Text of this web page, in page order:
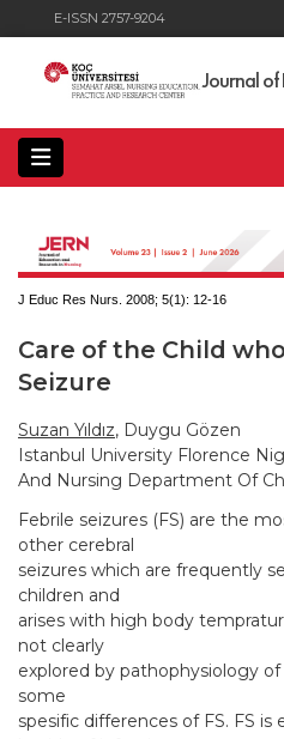
E-ISSN 2757-9204
Journal of
J Educ Res Nurs. 2008; 5(1): 12-16
Care of the Child
Seizure
Suzan Yıldız, Duygu Gözen
Istanbul University Florence
And Nursing Department Of
Febrile seizures (FS) are the
other cerebral
seizures which are frequently
children and
arises with high body
not clearly
explored by pathophysiology
some
spesific differences of FS. FS is